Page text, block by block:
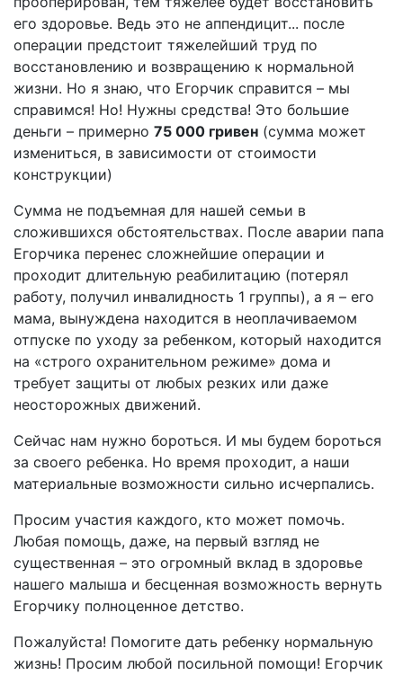
его здоровье. Ведь это не аппендицит... после
операции предстоит тяжелейший труд по
восстановлению и возвращению к нормальной
жизни. Но я знаю, что Егорчик справится – мы
справимся! Но! Нужны средства! Это большие
деньги – примерно 75 000 гривен (сумма может
измениться, в зависимости от стоимости
конструкции)
Сумма не подъемная для нашей семьи в
сложившихся обстоятельствах. После аварии папа
Егорчика перенес сложнейшие операции и
проходит длительную реабилитацию (потерял
работу, получил инвалидность 1 группы), а я – его
мама, вынуждена находится в неоплачиваемом
отпуске по уходу за ребенком, который находится
на «строго охранительном режиме» дома и
требует защиты от любых резких или даже
неосторожных движений.
Сейчас нам нужно бороться. И мы будем бороться
за своего ребенка. Но время проходит, а наши
материальные возможности сильно исчерпались.
Просим участия каждого, кто может помочь.
Любая помощь, даже, на первый взгляд не
существенная – это огромный вклад в здоровье
нашего малыша и бесценная возможность вернуть
Егорчику полноценное детство.
Пожалуйста! Помогите дать ребенку нормальную
жизнь! Просим любой посильной помощи! Егорчик